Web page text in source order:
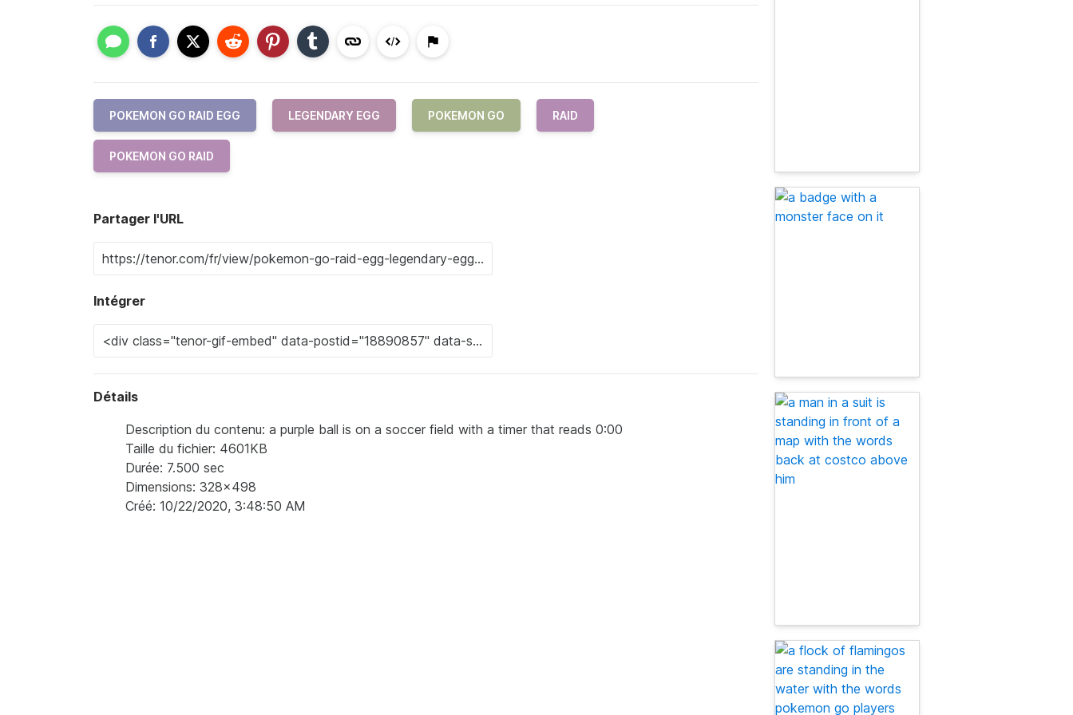
POKEMON GO RAID EGG LEGENDARY EGG POKEMON GO RAID
POKEMON GO RAID
Partager l'URL
Intégrer
Détails
Description du contenu: a purple ball is on a soccer field with a timer that reads 0:00
Taille du fichier: 4601KB
Durée: 7.500 sec
Dimensions: 328x498
Créé: 10/22/2020, 3:48:50 AM